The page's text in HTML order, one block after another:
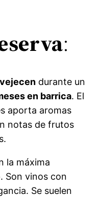
:
durante un
en barrica. El
aporta aromas
notas de frutos
la máxima
Son vinos con
Se suelen